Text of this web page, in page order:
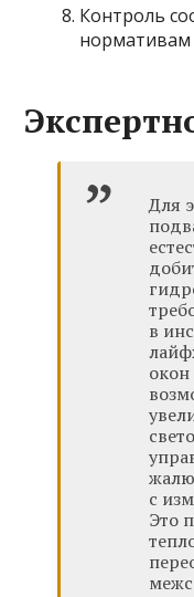
Контроль
нормативам
Для
в
с
Это